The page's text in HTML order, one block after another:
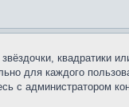
квадратики
для каждого
с администратором